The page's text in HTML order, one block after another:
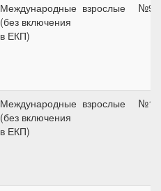
Международные
(без включения
в ЕКП)
взрослые №9,
Международные
(без включения
в ЕКП)
взрослые